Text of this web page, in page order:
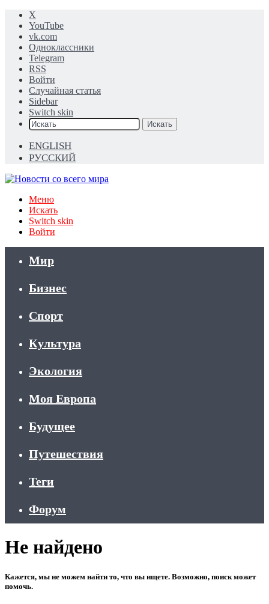
X
YouTube
vk.com
Одноклассники
Telegram
RSS
Войти
Случайная статья
Sidebar
Switch skin
Искать
ENGLISH
РУССКИЙ
Меню
Искать
Switch skin
Войти
Мир
Бизнес
Спорт
Культура
Экология
Моя Европа
Будущее
Путешествия
Теги
Форум
Не найдено
Кажется, мы не можем найти то, что вы ищете. Возможно, поиск может
помочь.